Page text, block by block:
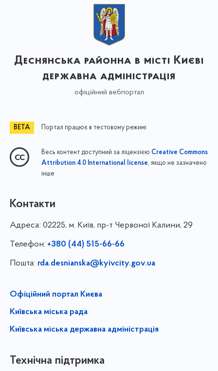
Деснянська районна в місті Києві
державна адміністрація
офіційний вебпортал
Портал працює в тестовому режимі
Весь контент доступний за ліцензією Creative Commons
Attribution 4.0 International license, якщо не зазначено
інше
Контакти
Адреса: 02225, м. Київ, пр-т Червоної Калини, 29
Телефон: +380 (44) 515-66-66
Пошта: rda.desnianska@kyivcity.gov.ua
Офіційний портал Києва
Київська міська рада
Київська міська державна адміністрація
Технічна підтримка